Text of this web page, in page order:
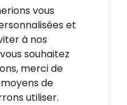
vous
et
à nos
souhaitez
merci de
de
utiliser.